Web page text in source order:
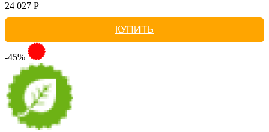
24 027 Р
КУПИТЬ
-45%